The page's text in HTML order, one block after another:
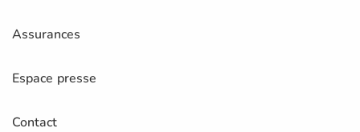
Assurances
Espace presse
Contact